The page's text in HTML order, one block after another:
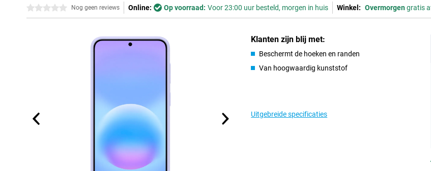
0 sterren Nog geen reviews Online: Op voorraad: Voor 23:00 uur besteld, morgen in huis Winkel: Overmorgengratis
Klanten zijn blij met:
Beschermt de hoeken en randen
Van hoogwaardig kunststof
Uitgebreide specificaties